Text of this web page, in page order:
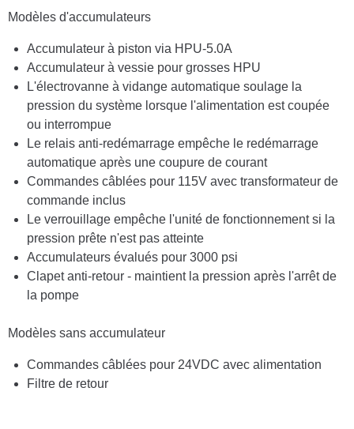
Modèles d'accumulateurs
Accumulateur à piston via HPU-5.0A
Accumulateur à vessie pour grosses HPU
L'électrovanne à vidange automatique soulage la
pression du système lorsque l'alimentation est coupée
ou interrompue
Le relais anti-redémarrage empêche le redémarrage
automatique après une coupure de courant
Commandes câblées pour 115V avec transformateur de
commande inclus
Le verrouillage empêche l'unité de fonctionnement si la
pression prête n'est pas atteinte
Accumulateurs évalués pour 3000 psi
Clapet anti-retour - maintient la pression après l'arrêt de
la pompe
Modèles sans accumulateur
Commandes câblées pour 24VDC avec alimentation
Filtre de retour